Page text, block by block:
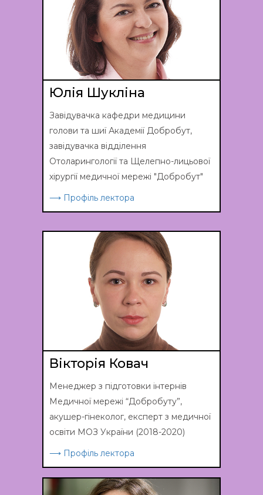
Юлія Шукліна
Завідувачка кафедри медицини
голови та шиї Академії Добробут,
завідувачка відділення
Отоларингології та Щелепно-лицьової
хірургії медичної мережі "Добробут"
⟶ Профіль лектора
Вікторія Ковач
Менеджер з підготовки інтернів
Медичної мережі “Добробуту”,
акушер-гінеколог, експерт з медичної
освіти МОЗ України (2018-2020)
⟶ Профіль лектора